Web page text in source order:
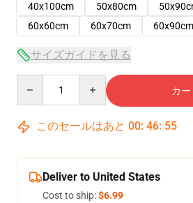
40x100cm
50x80cm
60x60cm
60x70cm 60x90cm
サイズガイドを見る
カ
このセールはあと 00: 46: 54
Deliver to United States
Cost to ship:$6.99